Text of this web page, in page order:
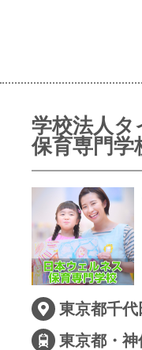
学校法人
保育専門学
東京都・神